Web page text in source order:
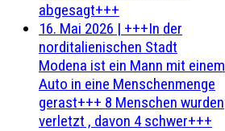
abgesagt+++
16. Mai 2026 | +++In der
norditalienischen Stadt
Modena ist ein Mann mit einem
Auto in eine Menschenmenge
gerast+++ 8 Menschen wurden
verletzt , davon 4 schwer+++